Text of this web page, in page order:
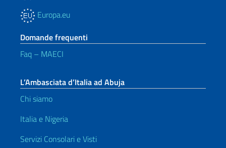
Europa.eu
Domande frequenti
Faq – MAECI
L’Ambasciata d’Italia ad Abuja
Chi siamo
Italia e Nigeria
Servizi Consolari e Visti